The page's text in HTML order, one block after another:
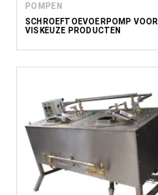
POMPEN
SCHROEFTOEVOERPOMP VOOR
VISKEUZE PRODUCTEN